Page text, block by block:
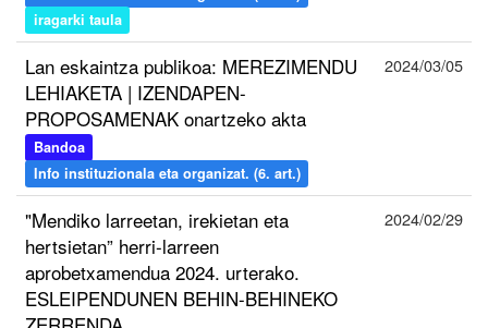
iragarki taula
Lan eskaintza publikoa: MEREZIMENDU
LEHIAKETA | IZENDAPEN-
PROPOSAMENAK onartzeko akta
Bandoa
Info instituzionala eta organizat. (6. art.)
2024/03/05
"Mendiko larreetan, irekietan eta
hertsietan” herri-larreen
aprobetxamendua 2024. urterako.
ESLEIPENDUNEN BEHIN-BEHINEKO
2024/02/29